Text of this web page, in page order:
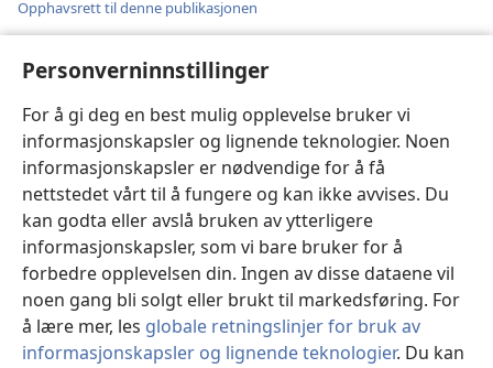
Personverninnstillinger
For å gi deg en best mulig opplevelse bruker vi
informasjonskapsler og lignende teknologier. Noen
informasjonskapsler er nødvendige for å få
nettstedet vårt til å fungere og kan ikke avvises. Du
kan godta eller avslå bruken av ytterligere
informasjonskapsler, som vi bare bruker for å
forbedre opplevelsen din. Ingen av disse dataene vil
noen gang bli solgt eller brukt til markedsføring. For
å lære mer, les globale retningslinjer for bruk av
informasjonskapsler og lignende teknologier. Du kan
Opphavsrett til denne publikasjonen
Pennsylvania.
PERSONVERN